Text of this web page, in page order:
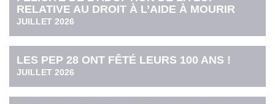
RELATIVE AU DROIT À L’AIDE À MOURIR
JUILLET 2026
LES PEP 28 ONT FÊTÉ LEURS 100 ANS !
JUILLET 2026